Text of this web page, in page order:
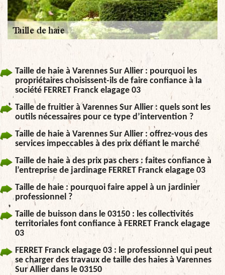
Taille de haie à Varennes Sur Allier : pourquoi les
propriétaires choisissent-ils de faire confiance à la
société FERRET Franck elagage 03
Taille de fruitier à Varennes Sur Allier : quels sont les
outils nécessaires pour ce type d’intervention ?
Taille de haie à Varennes Sur Allier : offrez-vous des
services impeccables à des prix défiant le marché
Taille de haie à des prix pas chers : faites confiance à
l’entreprise de jardinage FERRET Franck elagage 03
Taille de haie : pourquoi faire appel à un jardinier
professionnel ?
Taille de buisson dans le 03150 : les collectivités
territoriales font confiance à FERRET Franck elagage
03
FERRET Franck elagage 03 : le professionnel qui peut
se charger des travaux de taille des haies à Varennes
Sur Allier dans le 03150